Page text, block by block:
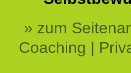
» zum
Coaching |